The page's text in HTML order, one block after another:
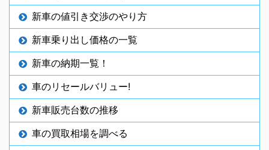
新車の値引き交渉のやり方
新車乗り出し価格の一覧
新車の納期一覧！
車のリセールバリュー!
新車販売台数の推移
車の買取相場を調べる